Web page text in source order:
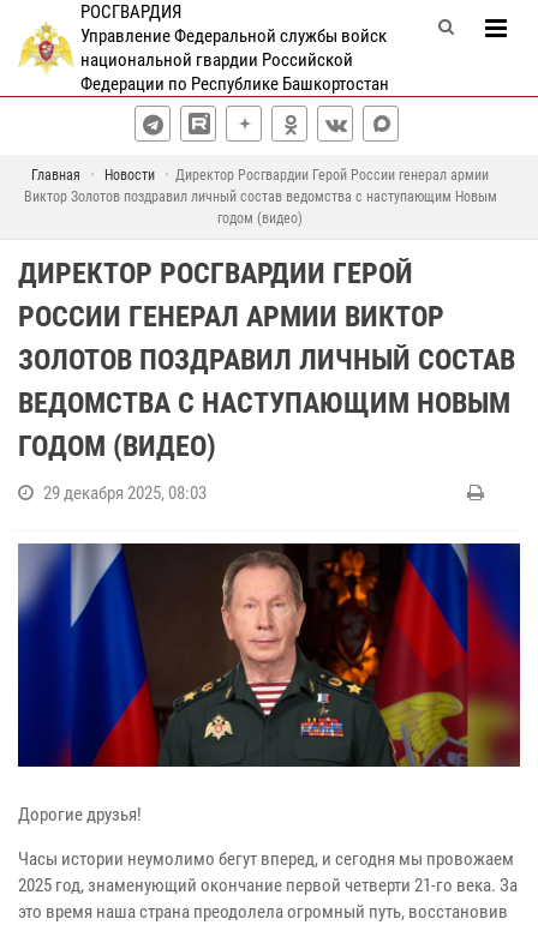
РОСГВАРДИЯ
Управление Федеральной службы войск
национальной гвардии Российской
Федерации по Республике Башкортостан
Главная Новости
Директор Росгвардии Герой России генерал армии
Виктор Золотов поздравил личный состав ведомства с наступающим Новым
годом (видео)
ДИРЕКТОР РОСГВАРДИИ ГЕРОЙ
РОССИИ ГЕНЕРАЛ АРМИИ ВИКТОР
ЗОЛОТОВ ПОЗДРАВИЛ ЛИЧНЫЙ СОСТАВ
ВЕДОМСТВА С НАСТУПАЮЩИМ НОВЫМ
ГОДОМ (ВИДЕО)
29 декабря 2025, 08:03
Дорогие друзья!
Часы истории неумолимо бегут вперед, и сегодня мы провожаем
2025 год, знаменующий окончание первой четверти 21-го века. За
это время наша страна преодолела огромный путь, восстановив